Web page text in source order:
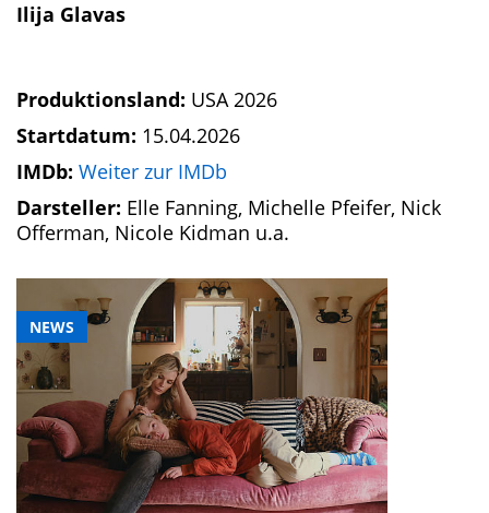
NEWS
Ilija Glavas
Produktionsland: USA 2026
Startdatum: 15.04.2026
IMDb: Weiter zur IMDb
Darsteller: Elle Fanning, Michelle Pfeifer, Nick
Offerman, Nicole Kidman u.a.